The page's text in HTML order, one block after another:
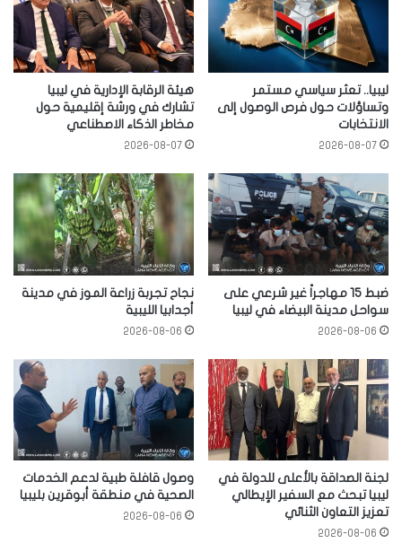
ليبيا.. تعثر سياسي مستمر
وتساؤلات حول فرص الوصول إلى
الانتخابات
2026-08-07
هيئة الرقابة الإدارية في ليبيا
تشارك في ورشة إقليمية حول
مخاطر الذكاء الاصطناعي
2026-08-07
ضبط 15 مهاجراً غير شرعي على
سواحل مدينة البيضاء في ليبيا
2026-08-06
نجاح تجربة زراعة الموز في مدينة
أجدابيا الليبية
2026-08-06
لجنة الصداقة بالأعلى للدولة في
ليبيا تبحث مع السفير الإيطالي
تعزيز التعاون الثنائي
2026-08-06
وصول قافلة طبية لدعم الخدمات
الصحية في منطقة أبوقرين بليبيا
2026-08-06